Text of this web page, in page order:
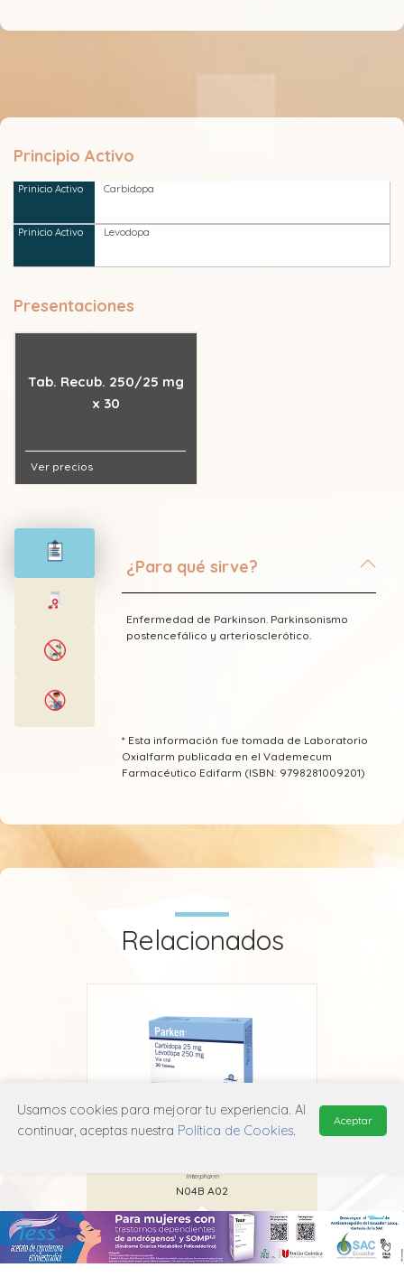
Principio Activo
Carbidopa
Levodopa
Presentaciones
Tab. Recub. 250/25 mg
x 30
Ver precios
¿Para qué sirve?
Enfermedad de Parkinson. Parkinsonismo
postencefálico y arteriosclerótico.
* Esta información fue tomada de Laboratorio
Oxialfarm publicada en el Vademecum
Farmacéutico Edifarm (ISBN: 9798281009201)
Relacionados
Interpharm
N04B A02
Usamos cookies para mejorar tu experiencia. Al
continuar, aceptas nuestra Política de Cookies.
Aceptar